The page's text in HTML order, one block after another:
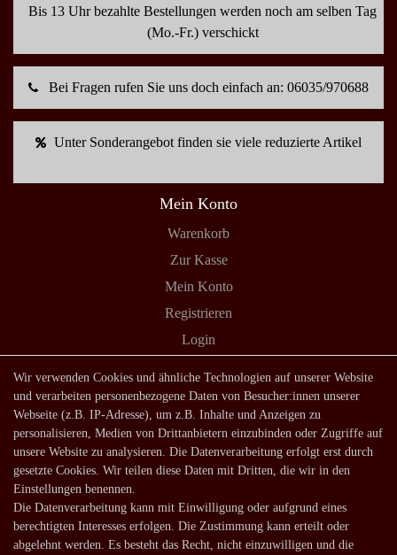
Bis 13 Uhr bezahlte Bestellungen werden noch am selben Tag
(Mo.-Fr.) verschickt
Bei Fragen rufen Sie uns doch einfach an: 06035/970688
Unter Sonderangebot finden sie viele reduzierte Artikel
Mein Konto
Warenkorb
Zur Kasse
Mein Konto
Registrieren
Login
Shop
Lagerverkauf
Zahlungsarten
Versandarten und -kosten
Service
Kontakt
Wir verwenden Cookies und ähnliche Technologien auf unserer Website
und verarbeiten personenbezogene Daten von Besucher:innen unserer
Webseite (z.B. IP-Adresse), um z.B. Inhalte und Anzeigen zu
personalisieren, Medien von Drittanbietern einzubinden oder Zugriffe auf
unsere Website zu analysieren. Die Datenverarbeitung erfolgt erst durch
gesetzte Cookies. Wir teilen diese Daten mit Dritten, die wir in den
Einstellungen benennen.
Die Datenverarbeitung kann mit Einwilligung oder aufgrund eines
berechtigten Interesses erfolgen. Die Zustimmung kann erteilt oder
abgelehnt werden. Es besteht das Recht, nicht einzuwilligen und die